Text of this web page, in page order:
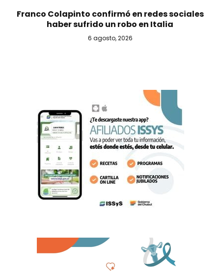
Franco Colapinto confirmó en redes sociales
haber sufrido un robo en Italia
6 agosto, 2026